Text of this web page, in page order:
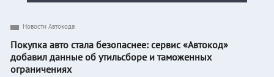
Новости Автокода
Покупка авто стала безопаснее: сервис «Автокод»
добавил данные об утильсборе и таможенных
ограничениях